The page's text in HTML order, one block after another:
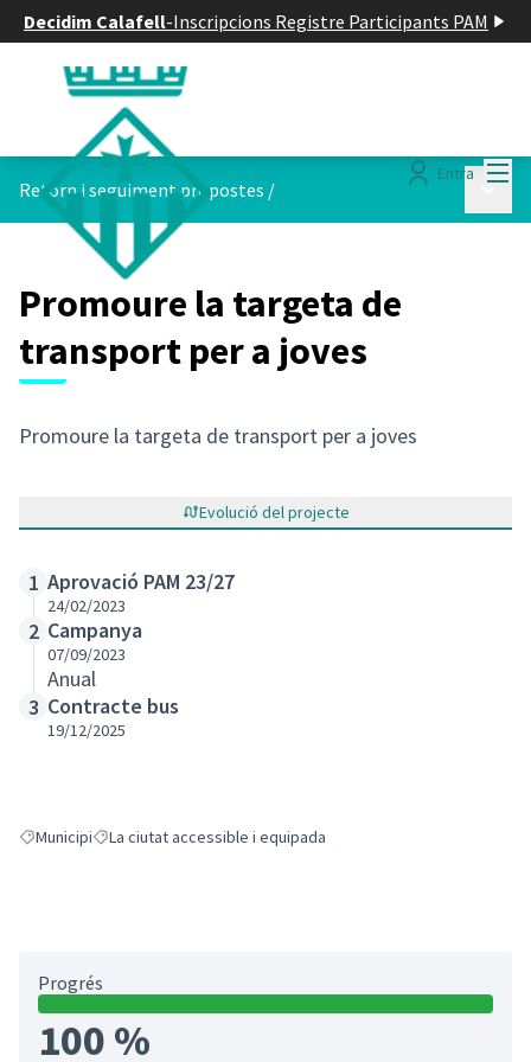
Decidim Calafell-Inscripcions Registre Participants PAM
Entra
Retorn i seguiment propostes /
Promoure la targeta de
transport per a joves
Promoure la targeta de transport per a joves
Evolució del projecte
1 Aprovació PAM 23/27
24/02/2023
2 Campanya
07/09/2023
Anual
3 Contracte bus
19/12/2025
Resultats en filtrar per: Municipi
MunicipiResultats en filtrar per: La ciutat accessible i equipada
La ciutat accessible i equipada
Progrés
100 %